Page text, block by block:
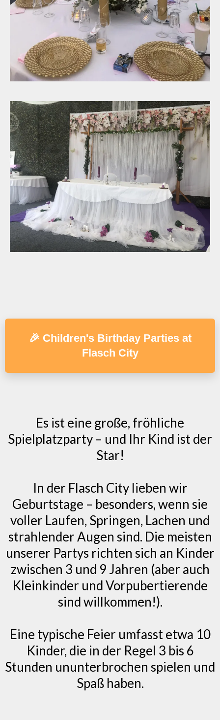
🎉 Children's Birthday Parties at
Flasch City
Es ist eine große, fröhliche
Spielplatzparty – und Ihr Kind ist der
Star!
In der Flasch City lieben wir
Geburtstage – besonders, wenn sie
voller Laufen, Springen, Lachen und
strahlender Augen sind. Die meisten
unserer Partys richten sich an Kinder
zwischen 3 und 9 Jahren (aber auch
Kleinkinder und Vorpubertierende
sind willkommen!).
Eine typische Feier umfasst etwa 10
Kinder, die in der Regel 3 bis 6
Stunden ununterbrochen spielen und
Spaß haben.